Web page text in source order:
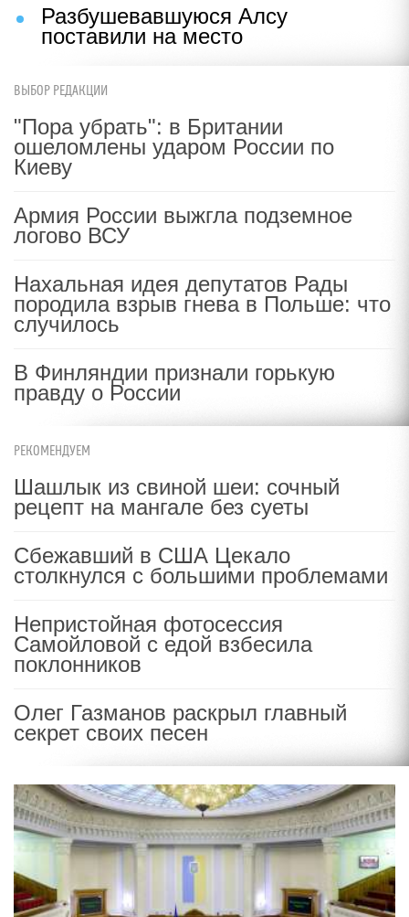
Разбушевавшуюся Алсу
поставили на место
ВЫБОР РЕДАКЦИИ
"Пора убрать": в Британии
ошеломлены ударом России по
Киеву
Армия России выжгла подземное
логово ВСУ
Нахальная идея депутатов Рады
породила взрыв гнева в Польше: что
случилось
В Финляндии признали горькую
правду о России
РЕКОМЕНДУЕМ
Шашлык из свиной шеи: сочный
рецепт на мангале без суеты
Сбежавший в США Цекало
столкнулся с большими проблемами
Непристойная фотосессия
Самойловой с едой взбесила
поклонников
Олег Газманов раскрыл главный
секрет своих песен